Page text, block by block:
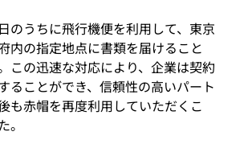
のうちに飛行機便を利用して、東京
内の指定地点に書類を届けること
この迅速な対応により、企業は契約
ることができ、信頼性の高いパート
も赤帽を再度利用していただくこ
。